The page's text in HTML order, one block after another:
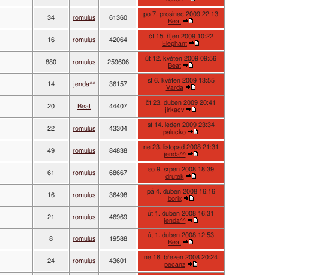
34 romulus 61360
po 7. prosinec 2009 22:13
Beat
16 romulus 42064
čt 15. říjen 2009 10:22
Elephant
880 romulus 259606
út 12. květen 2009 09:56
Beat
14 jenda^^ 36157
st 6. květen 2009 13:55
Varda
20 Beat 44407
čt 23. duben 2009 20:41
jirkacv
22 romulus 43304
st 14. leden 2009 23:34
palucko
49 romulus 84838
ne 23. listopad 2008 21:31
jenda^^
61 romulus 68667
so 9. srpen 2008 18:39
drutek
16 romulus 36498
pá 4. duben 2008 16:16
borix
21 romulus 46969
út 1. duben 2008 16:31
jenda^^
8 romulus 19588
út 1. duben 2008 12:53
Beat
24 romulus 43601
ne 16. březen 2008 20:24
pecanz